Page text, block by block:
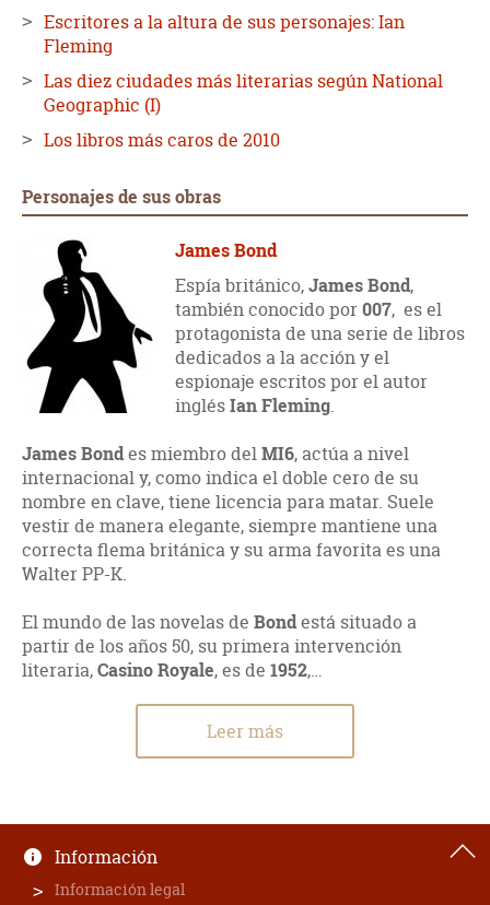
Escritores a la altura de sus personajes: Ian
Fleming
Las diez ciudades más literarias según National
Geographic (I)
Los libros más caros de 2010
Personajes de sus obras
James Bond
Espía británico,James Bond,
también conocido por 007, es el
protagonista de una serie de libros
dedicados a la acción y el
espionaje escritos por el autor
inglésIan Fleming.
James Bondes miembro delMI6, actúa a nivel
internacional y, como indica el doble cero de su
nombre en clave, tiene licencia para matar. Suele
vestir de manera elegante, siempre mantiene una
correcta flema británica y su arma favorita es una
Walter PP-K.
El mundo de las novelas de Bondestá situado a
partir de los años 50, su primera intervención
literaria,Casino Royale, es de 1952,…
Leer más
Información
Información legal